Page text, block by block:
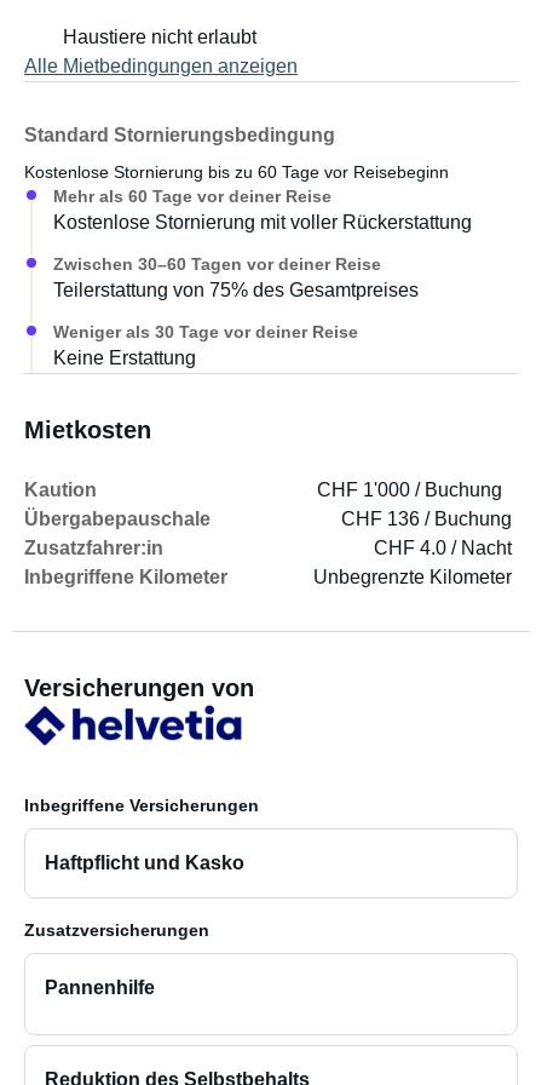
Details der Ausstattung:
Matratze und Lattenrost.
​- Sparsame Kühl-Box, 38 l Volumen
- 2 grosse Gasflaschen, Gasheizung und 10 Liter-Boiler
für Warmwasser
- Komfortable Küche mit 2-Flammen-Gasherd und
Spülbecken mit Abtropfplatte
10 Liter Trinkwasserkanister
- 165 Ah Batterie, 150 Wp Solarzelle und 300 W
Haustiere nicht erlaubt
Alle Mietbedingungen anzeigen
Standard Stornierungsbedingung
Kostenlose Stornierung bis zu 60 Tage vor Reisebeginn
Mehr als 60 Tage vor deiner Reise
Kostenlose Stornierung mit voller Rückerstattung
Zwischen 30–60 Tagen vor deiner Reise
Teilerstattung von 75% des Gesamtpreises
Weniger als 30 Tage vor deiner Reise
Keine Erstattung
Mietkosten
Kaution
CHF 1'000 / Buchung
Übergabepauschale
CHF 136 / Buchung
Zusatzfahrer:in
CHF 4.0 / Nacht
Inbegriffene Kilometer
Unbegrenzte Kilometer
Versicherungen von
Inbegriffene Versicherungen
Haftpflicht und Kasko
Zusatzversicherungen
Pannenhilfe
Reduktion des Selbstbehalts